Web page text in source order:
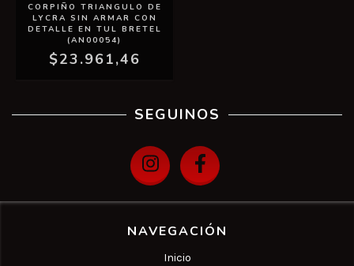
CORPIÑO TRIANGULO DE
LYCRA SIN ARMAR CON
DETALLE EN TUL BRETEL
(AN00054)
$23.961,46
SEGUINOS
NAVEGACIÓN
Inicio